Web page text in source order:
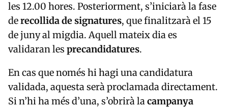
les 12.00 hores. Posteriorment, s’iniciarà la fase
derecollida de signatures, que finalitzarà el 15
de juny al migdia. Aquell mateix dia es
validaran les precandidatures.
En cas que només hi hagi una candidatura
validada, aquesta serà proclamada directament.
Si n’hi ha més d’una, s’obrirà lacampanya